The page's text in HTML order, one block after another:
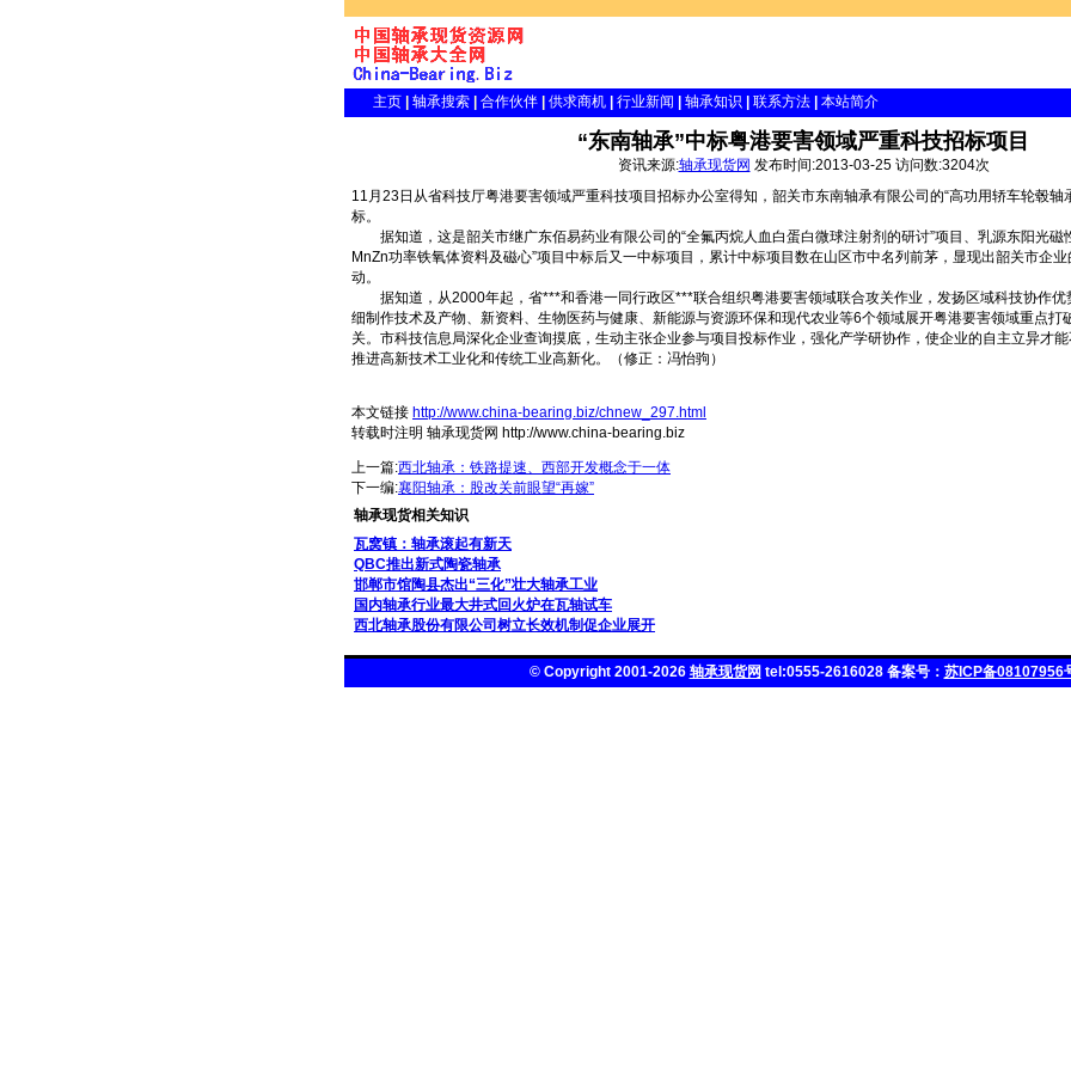
主页 轴承搜索 合作伙伴 供求商机 行业新闻 轴承知识 联系方法 本站简介
“东南轴承”中标粤港要害领域严重科技招标项目
资讯来源:轴承现货网 发布时间:2013-03-25 访问数:3204次
11月23日从省科技厅粤港要害领域严重科技项目招标办公室得知，韶关市东南轴承有限公司的“高功用轿车轮毂轴
标。
据知道，这是韶关市继广东佰易药业有限公司的“全氟丙烷人血白蛋白微球注射剂的研讨”项目、乳源东阳光磁
MnZn功率铁氧体资料及磁心”项目中标后又一中标项目，累计中标项目数在山区市中名列前茅，显现出韶关市企
动。
据知道，从2000年起，省***和香港一同行政区***联合组织粤港要害领域联合攻关作业，发扬区域科技协作优
细制作技术及产物、新资料、生物医药与健康、新能源与资源环保和现代农业等6个领域展开粤港要害领域重点打
关。市科技信息局深化企业查询摸底，生动主张企业参与项目投标作业，强化产学研协作，使企业的自主立异才
推进高新技术工业化和传统工业高新化。（修正：冯怡驹）
本文链接 http://www.china-bearing.biz/chnew_297.html
转载时注明 轴承现货网 http://www.china-bearing.biz
上一篇:西北轴承：铁路提速、西部开发概念于一体
下一编:襄阳轴承：股改关前眼望“再嫁”
轴承现货相关知识
瓦窝镇：轴承滚起有新天
QBC推出新式陶瓷轴承
邯郸市馆陶县杰出“三化”壮大轴承工业
国内轴承行业最大井式回火炉在瓦轴试车
西北轴承股份有限公司树立长效机制促企业展开
© Copyright 2001-2026 轴承现货网 tel:0555-2616028 备案号： 苏ICP备08107956